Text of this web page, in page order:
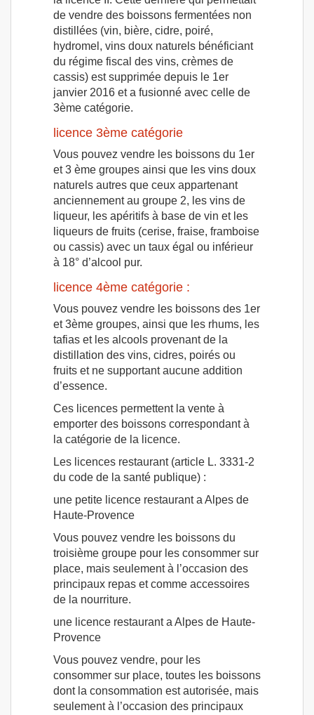
de vendre des boissons fermentées non
distillées (vin, bière, cidre, poiré,
hydromel, vins doux naturels bénéficiant
du régime fiscal des vins, crèmes de
cassis) est supprimée depuis le 1er
janvier 2016 et a fusionné avec celle de
3ème catégorie.
licence 3ème catégorie
Vous pouvez vendre les boissons du 1er
et 3 ème groupes ainsi que les vins doux
naturels autres que ceux appartenant
anciennement au groupe 2, les vins de
liqueur, les apéritifs à base de vin et les
liqueurs de fruits (cerise, fraise, framboise
ou cassis) avec un taux égal ou inférieur
à 18° d’alcool pur.
licence 4ème catégorie :
Vous pouvez vendre les boissons des 1er
et 3ème groupes, ainsi que les rhums, les
tafias et les alcools provenant de la
distillation des vins, cidres, poirés ou
fruits et ne supportant aucune addition
d’essence.
Ces licences permettent la vente à
emporter des boissons correspondant à
la catégorie de la licence.
Les licences restaurant (article L. 3331-2
du code de la santé publique) :
une petite licence restaurant a Alpes de
Haute-Provence
Vous pouvez vendre les boissons du
troisième groupe pour les consommer sur
place, mais seulement à l’occasion des
principaux repas et comme accessoires
de la nourriture.
une licence restaurant a Alpes de Haute-
Provence
Vous pouvez vendre, pour les
consommer sur place, toutes les boissons
dont la consommation est autorisée, mais
seulement à l’occasion des principaux